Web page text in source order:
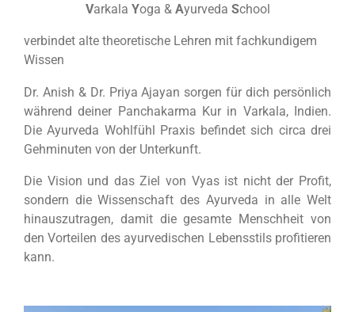
Varkala Yoga & Ayurveda School
verbindet alte theoretische Lehren mit fachkundigem
Wissen
Dr. Anish & Dr. Priya Ajayan sorgen für dich persönlich
während deiner Panchakarma Kur in Varkala, Indien.
Die Ayurveda Wohlfühl Praxis befindet sich circa drei
Gehminuten von der Unterkunft.
Die Vision und das Ziel von Vyas ist nicht der Profit,
sondern die Wissenschaft des Ayurveda in alle Welt
hinauszutragen, damit die gesamte Menschheit von
den Vorteilen des ayurvedischen Lebensstils profitieren
kann.